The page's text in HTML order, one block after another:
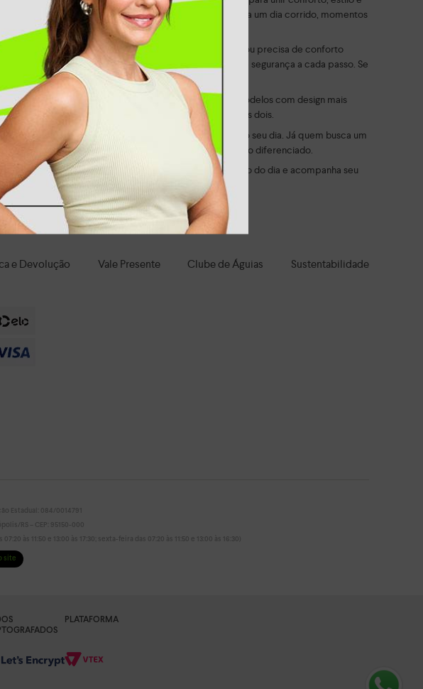
um calçado que funcione para você — seja para um dia corrido, momentos
movimento.
são ideais para quem passa muitas horas em pé ou precisa de conforto
e rotinas mais ativas, oferecendo mais estabilidade e segurança a cada passo. Se
— agilizam o dia e evitam qualquer complicação.
tudo e resolvem o look sem esforço, ou escolher modelos com design mais
juntos — e você não precisa abrir mão de nenhum dos dois.
versátil, que se adaptam a diferentes momentos do seu dia. Já quem busca um
explorar opções com detalhes modernos e acabamento diferenciado.
você se movimenta, melhora sua experiência ao longo do dia e acompanha seu
e sinta a diferença em cada passo.
e Devolução Vale Presente Clube de Águias Sustentabilidade
Estadual: 084/0014791
RS – CEP: 95150-000
às 11:50 e 13:00 às 17:30; sexta-feira das 07:20 às 11:50 e 13:00 às 16:30)
site
PLATAFORMA